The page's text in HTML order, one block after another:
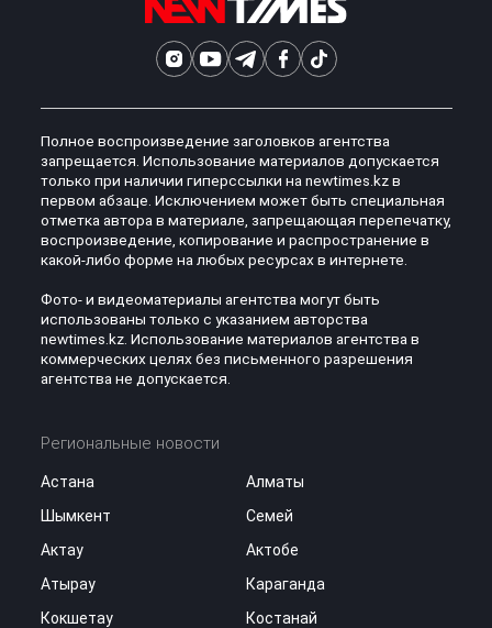
Полное воспроизведение заголовков агентства
запрещается. Использование материалов допускается
только при наличии гиперссылки на newtimes.kz в
первом абзаце. Исключением может быть специальная
отметка автора в материале, запрещающая перепечатку,
воспроизведение, копирование и распространение в
какой-либо форме на любых ресурсах в интернете.
Фото- и видеоматериалы агентства могут быть
использованы только с указанием авторства
newtimes.kz. Использование материалов агентства в
коммерческих целях без письменного разрешения
агентства не допускается.
Региональные новости
Астана
Алматы
Шымкент
Семей
Актау
Актобе
Атырау
Караганда
Кокшетау
Костанай